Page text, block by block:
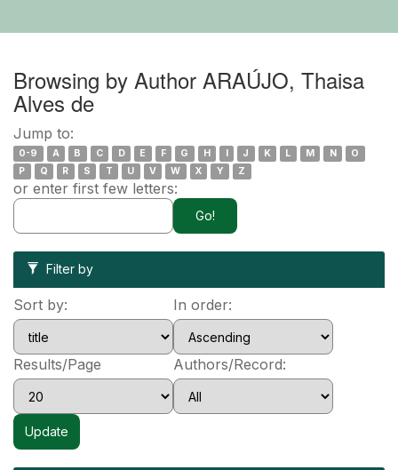
Browsing by Author ARAÚJO, Thaisa
Alves de
Jump to:
0-9 A B C D E F G H I J K L M N
O
P
Q R S T U V W X Y Z
or enter first few letters:
Filter by
Sort by: In order:
Results/Page Authors/Record: